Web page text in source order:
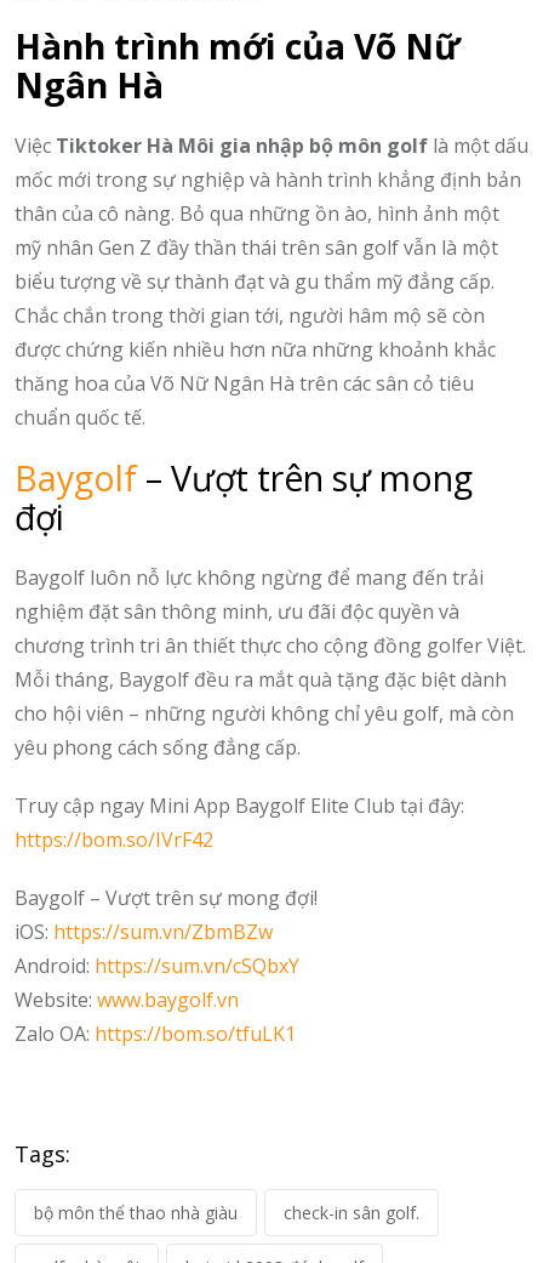
Hành trình mới của Võ Nữ
Ngân Hà
Việc Tiktoker Hà Môi gia nhập bộ môn golf là một dấu
mốc mới trong sự nghiệp và hành trình khẳng định bản
thân của cô nàng. Bỏ qua những ồn ào, hình ảnh một
mỹ nhân Gen Z đầy thần thái trên sân golf vẫn là một
biểu tượng về sự thành đạt và gu thẩm mỹ đẳng cấp.
Chắc chắn trong thời gian tới, người hâm mộ sẽ còn
được chứng kiến nhiều hơn nữa những khoảnh khắc
thăng hoa của Võ Nữ Ngân Hà trên các sân cỏ tiêu
chuẩn quốc tế.
Baygolf– Vượt trên sự mong
đợi
Baygolf luôn nỗ lực không ngừng để mang đến trải
nghiệm đặt sân thông minh, ưu đãi độc quyền và
chương trình tri ân thiết thực cho cộng đồng golfer Việt.
Mỗi tháng, Baygolf đều ra mắt quà tặng đặc biệt dành
cho hội viên – những người không chỉ yêu golf, mà còn
yêu phong cách sống đẳng cấp.
Truy cập ngay Mini App Baygolf Elite Club tại đây:
https://bom.so/IVrF42
Baygolf – Vượt trên sự mong đợi!
iOS: https://sum.vn/ZbmBZw
Android: https://sum.vn/cSQbxY
Website: www.baygolf.vn
Zalo OA: https://bom.so/tfuLK1
Tags:
bộ môn thể thao nhà giàu check-in sân golf.